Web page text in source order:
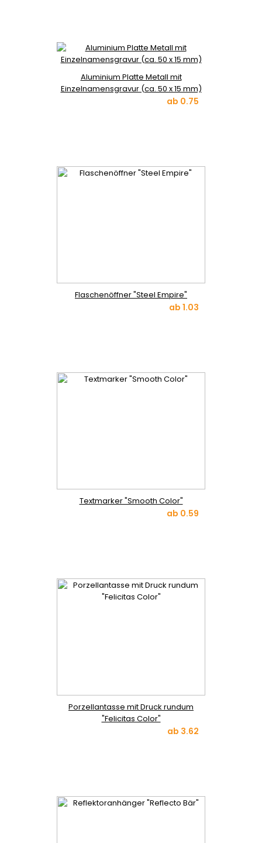
Aluminium Platte Metall mit
Einzelnamensgravur (ca. 50 x 15 mm)
ab 0.75
Flaschenöffner "Steel Empire"
ab 1.03
Textmarker "Smooth Color"
ab 0.59
Porzellantasse mit Druck rundum
"Felicitas Color"
ab 3.62